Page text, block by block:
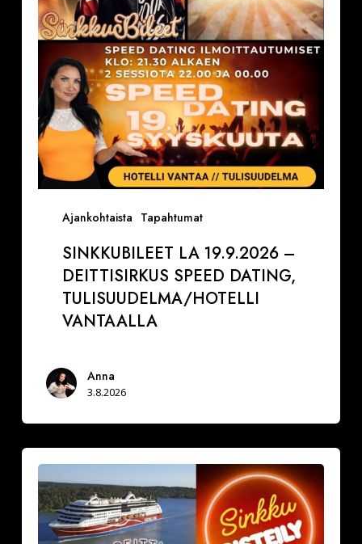
Ajankohtaista Tapahtumat
Speed
Dating,
Tulisuudelma/Hotelli
Vantaalla
SINKKUBILEET LA 19.9.2026 –
DEITTISIRKUS SPEED DATING,
TULISUUDELMA/HOTELLI
VANTAALLA
Anna
3.8.2026
29.8.2026
Varaa
paikkasi